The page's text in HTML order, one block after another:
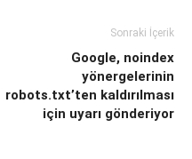
Sonraki İçerik
Google, noindex
yönergelerinin
robots.txt’ten kaldırılması
için uyarı gönderiyor